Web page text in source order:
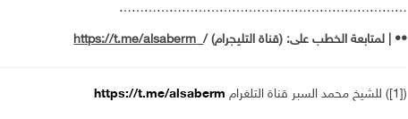
……………………………………………………………
•• | ‏ لمتابعة الخطب على: (قناة التليجرام) /
https://t.me/alsaberm
([1]) للشيخ محمد السبر قناة التلغرام https://t.me/alsaberm